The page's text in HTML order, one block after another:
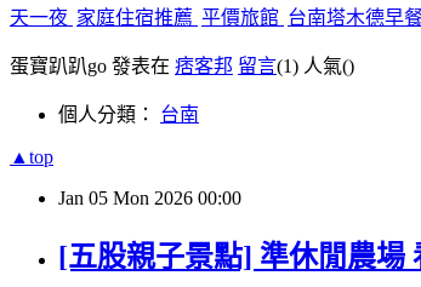
天一夜 家庭住宿推薦 平價旅館 台南塔木德早
蛋寶趴趴go 發表在 痞客邦 留言(1) 人氣()
個人分類： 台南
▲top
Jan 05 Mon 2026 00:00
[五股親子景點] 準休閒農場